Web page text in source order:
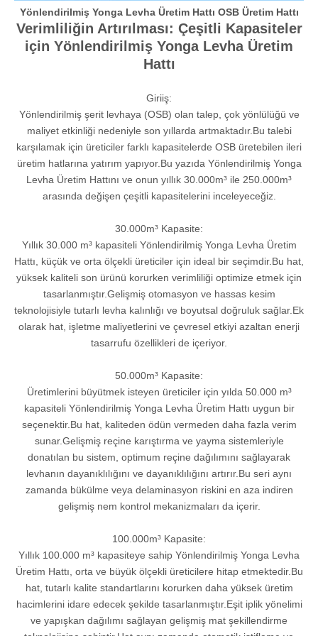
Yönlendirilmiş Yonga Levha Üretim Hattı OSB Üretim Hattı
Verimliliğin Artırılması: Çeşitli Kapasiteler
için Yönlendirilmiş Yonga Levha Üretim
Hattı
Giriiş:
Yönlendirilmiş şerit levhaya (OSB) olan talep, çok yönlülüğü ve
maliyet etkinliği nedeniyle son yıllarda artmaktadır.Bu talebi
karşılamak için üreticiler farklı kapasitelerde OSB üretebilen ileri
üretim hatlarına yatırım yapıyor.Bu yazıda Yönlendirilmiş Yonga
Levha Üretim Hattını ve onun yıllık 30.000m³ ile 250.000m³
arasında değişen çeşitli kapasitelerini inceleyeceğiz.
30.000m³ Kapasite:
Yıllık 30.000 m³ kapasiteli Yönlendirilmiş Yonga Levha Üretim
Hattı, küçük ve orta ölçekli üreticiler için ideal bir seçimdir.Bu hat,
yüksek kaliteli son ürünü korurken verimliliği optimize etmek için
tasarlanmıştır.Gelişmiş otomasyon ve hassas kesim
teknolojisiyle tutarlı levha kalınlığı ve boyutsal doğruluk sağlar.Ek
olarak hat, işletme maliyetlerini ve çevresel etkiyi azaltan enerji
tasarrufu özellikleri de içeriyor.
50.000m³ Kapasite:
Üretimlerini büyütmek isteyen üreticiler için yılda 50.000 m³
kapasiteli Yönlendirilmiş Yonga Levha Üretim Hattı uygun bir
seçenektir.Bu hat, kaliteden ödün vermeden daha fazla verim
sunar.Gelişmiş reçine karıştırma ve yayma sistemleriyle
donatılan bu sistem, optimum reçine dağılımını sağlayarak
levhanın dayanıklılığını ve dayanıklılığını artırır.Bu seri aynı
zamanda bükülme veya delaminasyon riskini en aza indiren
gelişmiş nem kontrol mekanizmaları da içerir.
100.000m³ Kapasite:
Yıllık 100.000 m³ kapasiteye sahip Yönlendirilmiş Yonga Levha
Üretim Hattı, orta ve büyük ölçekli üreticilere hitap etmektedir.Bu
hat, tutarlı kalite standartlarını korurken daha yüksek üretim
hacimlerini idare edecek şekilde tasarlanmıştır.Eşit iplik yönelimi
ve yapışkan dağılımı sağlayan gelişmiş mat şekillendirme